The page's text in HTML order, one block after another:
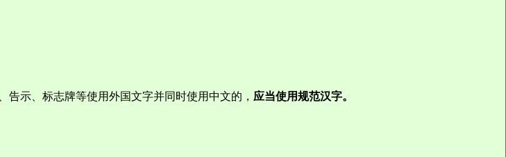
示、标志牌等使用外国文字并同时使用中文的， 应当使用规范汉字。